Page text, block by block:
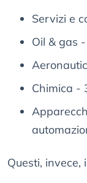
Servizi e
Oil & gas
Chimica -
Questi, invece,